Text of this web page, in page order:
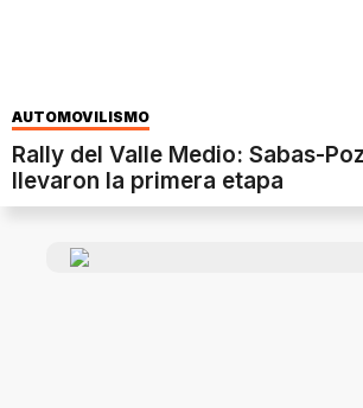
AUTOMOVILISMO
Rally del Valle Medio: Sabas-
llevaron la primera etapa